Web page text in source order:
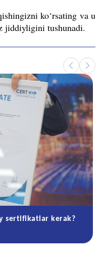
ko‘rsating va u
jiddiyligini tushunadi.
sertifikatlar kerak?